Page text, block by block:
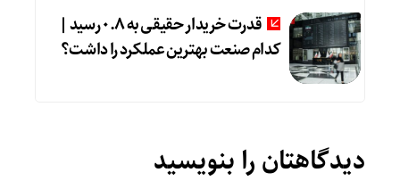
قدرت خریدار حقیقی به ۰.۸ رسید |
کدام صنعت بهترین عملکرد را داشت؟
دیدگاهتان را بنویسید